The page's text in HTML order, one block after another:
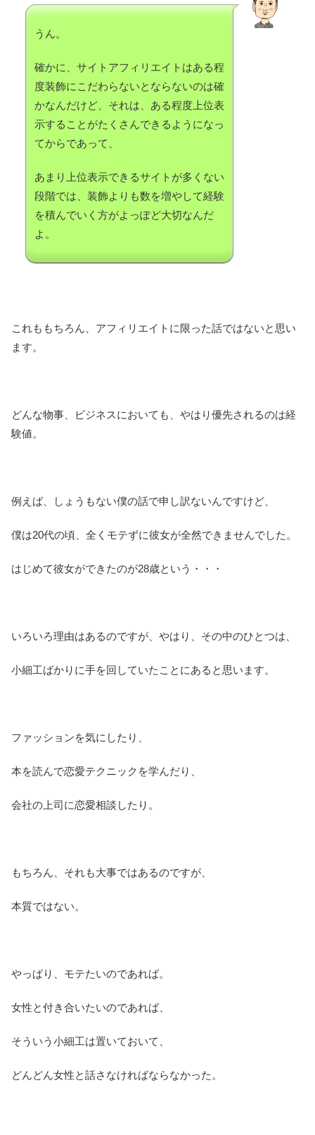
うん。
確かに、サイトアフィリエイトはある程
度装飾にこだわらないとならないのは確
かなんだけど、それは、ある程度上位表
示することがたくさんできるようになっ
てからであって、
あまり上位表示できるサイトが多くない
段階では、装飾よりも数を増やして経験
を積んでいく方がよっぽど大切なんだ
よ。
これももちろん、アフィリエイトに限った話ではないと思い
ます。
どんな物事、ビジネスにおいても、やはり優先されるのは経
験値。
例えば、しょうもない僕の話で申し訳ないんですけど、
僕は20代の頃、全くモテずに彼女が全然できませんでした。
はじめて彼女ができたのが28歳という・・・
いろいろ理由はあるのですが、やはり、その中のひとつは、
小細工ばかりに手を回していたことにあると思います。
ファッションを気にしたり、
本を読んで恋愛テクニックを学んだり、
会社の上司に恋愛相談したり。
もちろん、それも大事ではあるのですが、
本質ではない。
やっぱり、モテたいのであれば。
女性と付き合いたいのであれば、
そういう小細工は置いておいて、
どんどん女性と話さなければならなかった。